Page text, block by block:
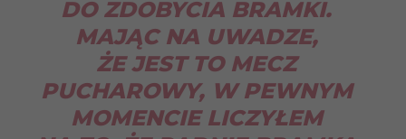
DO ZDOBYCIA BRAMKI.
MAJĄC NA UWADZE,
ŻE JEST TO MECZ
PUCHAROWY, W PEWNYM
MOMENCIE LICZYŁEM